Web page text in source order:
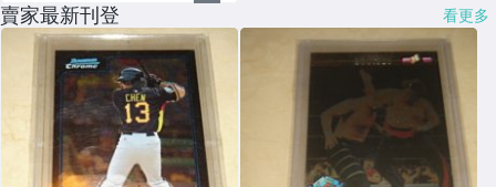
賣家最新刊登 看更多